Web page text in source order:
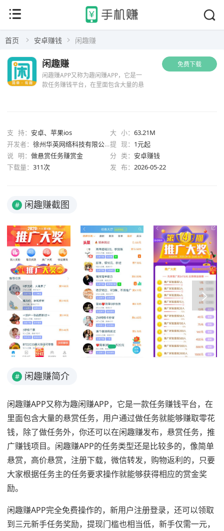
首页 安卓赚钱 闲趣赚
免费下载
闲趣赚APP又称为趣闲赚APP，它是一
款任务赚钱平台，在里面包含大量的悬
闲趣赚
支 持： 安卓、苹果ios 大 小： 63.21M
开发者： 徐州华英网络科技有限公司 提 现： 1元起
说 明： 做悬赏任务赚赏金 分 类： 安卓赚钱
下载量： 311次 发 布： 2026-05-22
# 闲趣赚截图
# 闲趣赚简介
闲趣赚APP又称为趣闲赚APP，它是一款任务赚钱平台，在
里面包含大量的悬赏任务，用户通过做任务就能够赚取零花
钱，除了做任务外，你还可以在闲趣赚发布，悬赏任务，推
广赚钱项目。闲趣赚APP的任务类型还是比较多的，像简单
悬赏，高价悬赏，注册下载，微信转发，购物返利的，只要
大家根据任务主的任务要求操作就能够获得相应的赏金奖
励。
闲趣赚APP完全免费操作的，新用户注册登录，还可以领取
到三元新手任务奖励，提现门槛也相当低，新手仅需一元，